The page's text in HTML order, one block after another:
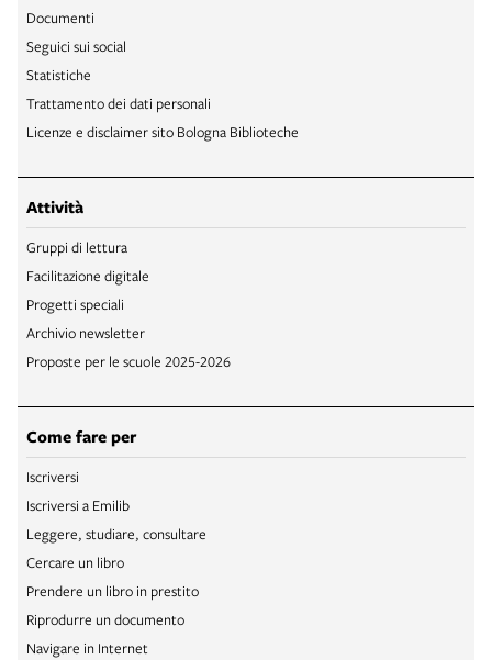
Documenti
Seguici sui social
Statistiche
Trattamento dei dati personali
Licenze e disclaimer sito Bologna Biblioteche
Attività
Gruppi di lettura
Facilitazione digitale
Progetti speciali
Archivio newsletter
Proposte per le scuole 2025-2026
Come fare per
Iscriversi
Iscriversi a Emilib
Leggere, studiare, consultare
Cercare un libro
Prendere un libro in prestito
Riprodurre un documento
Navigare in Internet